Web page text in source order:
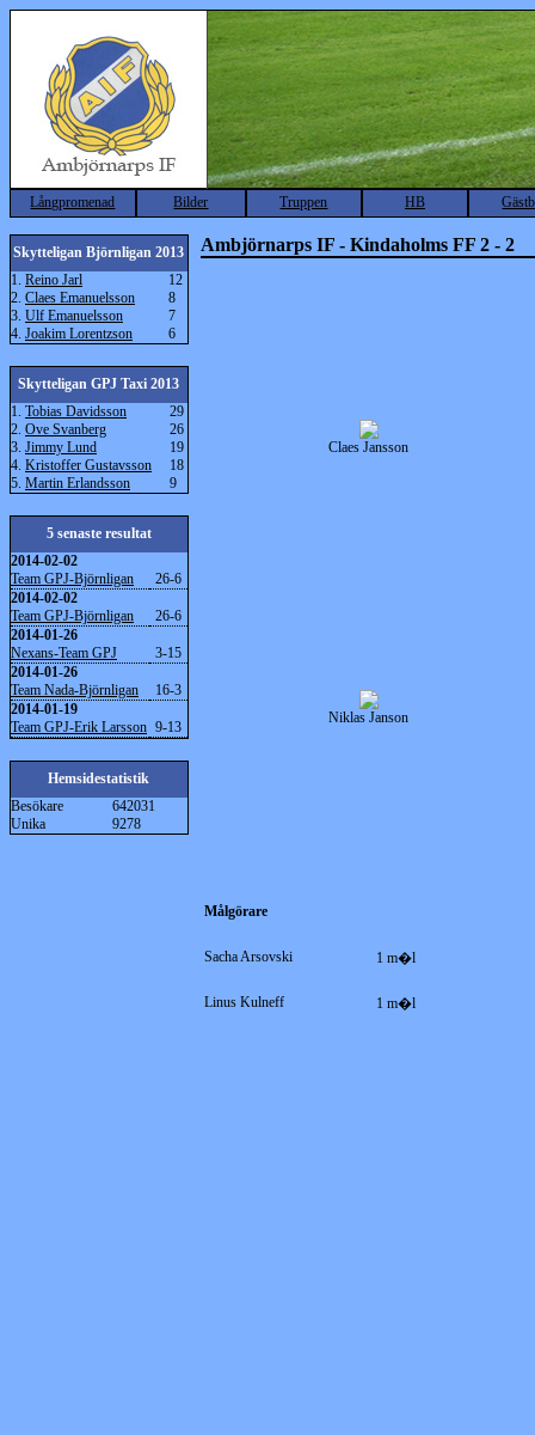
Långpromenad Bilder Truppen HB
Skytteligan Björnligan 2013
1. Reino Jarl
12
2. Claes Emanuelsson
8
3. Ulf Emanuelsson
7
4. Joakim Lorentzson 6
Skytteligan GPJ Taxi 2013
1. Tobias Davidsson
29
2. Ove Svanberg
26
3. Jimmy Lund
19
4. Kristoffer Gustavsson
18
5. Martin Erlandsson 9
5 senaste resultat
2014-02-02
Team GPJ-Björnligan
26-6
2014-02-02
Team GPJ-Björnligan
26-6
2014-01-26
Nexans-Team GPJ
3-15
2014-01-26
Team Nada-Björnligan
16-3
2014-01-19
Team GPJ-Erik Larsson 9-13
Hemsidestatistik
Besökare
642031
Unika
9278
Ambjörnarps IF - Kindaholms FF 2 - 2
Claes Jansson
Niklas Janson
Målgörare
Sacha Arsovski 1 m�l
Linus Kulneff 1 m�l